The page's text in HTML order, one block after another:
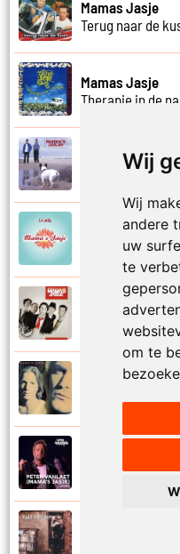
Wij
Wij
andere
uw
te
om te
Mamas Jasje
Terug naar de
Mamas Jasje
Therapie in de
Mamas Jasje
Thuis ben
Mamas Jasje
Mamas Jasje
Tot aan de maan
Mamas Jasje
Troebele tijden